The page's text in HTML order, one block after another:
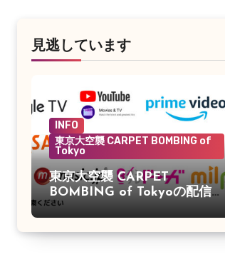
見逃しています
INFO
東京大空襲 CARPET BOMBING of
Tokyo
東京大空襲 CARPET
BOMBING of Tokyoの配信が
始まりました。